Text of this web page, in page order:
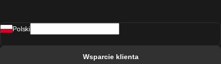
Polski
Wsparcie klienta